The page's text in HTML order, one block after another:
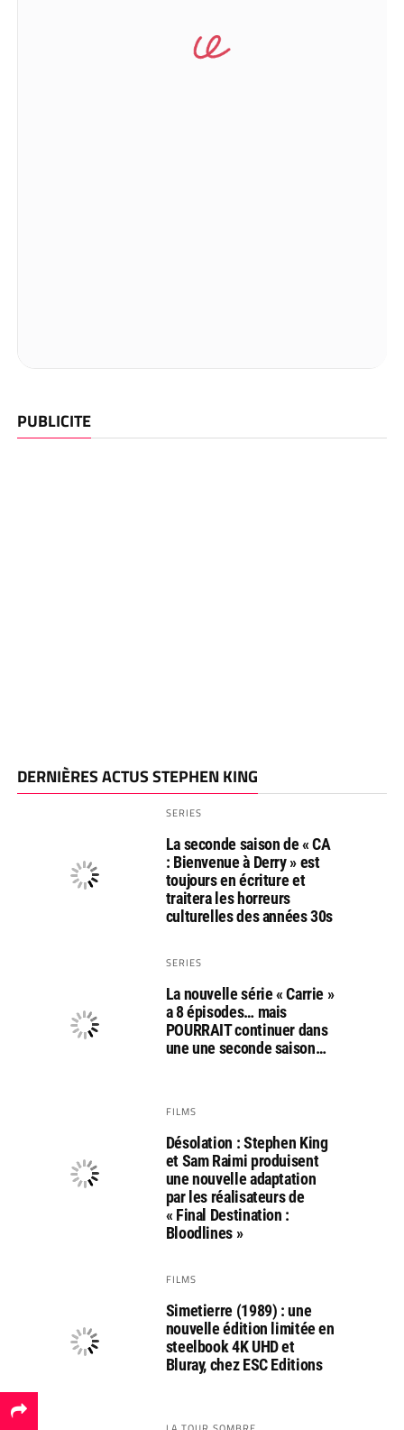
PUBLICITE
DERNIÈRES ACTUS STEPHEN KING
SERIES
La seconde saison de « CA
: Bienvenue à Derry » est
toujours en écriture et
traitera les horreurs
culturelles des années 30s
SERIES
La nouvelle série « Carrie »
a 8 épisodes… mais
POURRAIT continuer dans
une une seconde saison…
FILMS
Désolation : Stephen King
et Sam Raimi produisent
une nouvelle adaptation
par les réalisateurs de
« Final Destination :
Bloodlines »
FILMS
Simetierre (1989) : une
nouvelle édition limitée en
steelbook 4K UHD et
Bluray, chez ESC Editions